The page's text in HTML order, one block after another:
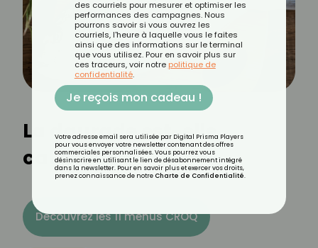
La daurade est-elle
calorique ?
Découvrez les 11 menus CROQ
des courriels pour mesurer et optimiser les
performances des campagnes. Nous
pourrons savoir si vous ouvrez les
courriels, l'heure à laquelle vous le faites
ainsi que des informations sur le terminal
que vous utilisez. Pour en savoir plus sur
ces traceurs, voir notre politique de
confidentialité.
Je reçois mon cadeau !
Votre adresse email sera utilisée par Digital Prisma Players
pour vous envoyer votre newsletter contenant des offres
commerciales personnalisées. Vous pourrez vous
désinscrire en utilisant le lien de désabonnement intégré
dans la newsletter. Pour en savoir plus et exercer vos droits,
prenez connaissance de notre Charte de Confidentialité.